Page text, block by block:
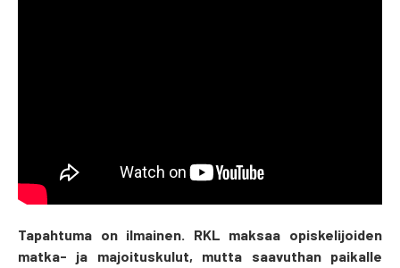
Tapahtuma on ilmainen. RKL maksaa opiskelijoiden
matka- ja majoituskulut, mutta saavuthan paikalle